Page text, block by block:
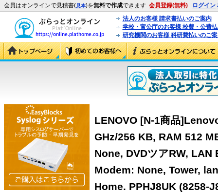
会員はオンラインで見積書(見本)を無料で作成できます 会員登録(無料) ログイン
法人のお客様 請求書払いのご案内
学校・官公庁のお客様 校費・公費
研究機関のお客様 科研費払いのご
LENOVO [N-1商品
GHz/256 KB, RAM 512
None, DVDツアRW,
Modem: None, Tower,
Home. PPHJ8UK (8258-